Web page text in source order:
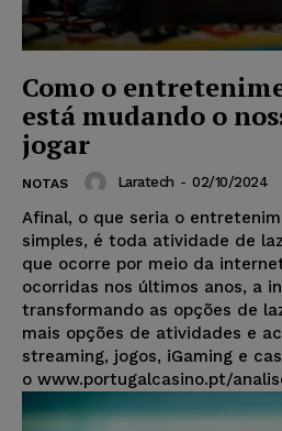
Como o
está mudando o
jogar
NOTAS Laratech - 02/10/2024
Afinal, o que seria o
simples, é toda atividade de
que ocorre por meio da
ocorridas nos últimos anos, a
transformando as opções de
mais opções de atividades e
streaming, jogos, iGaming e
o www.portugalcasino.pt/